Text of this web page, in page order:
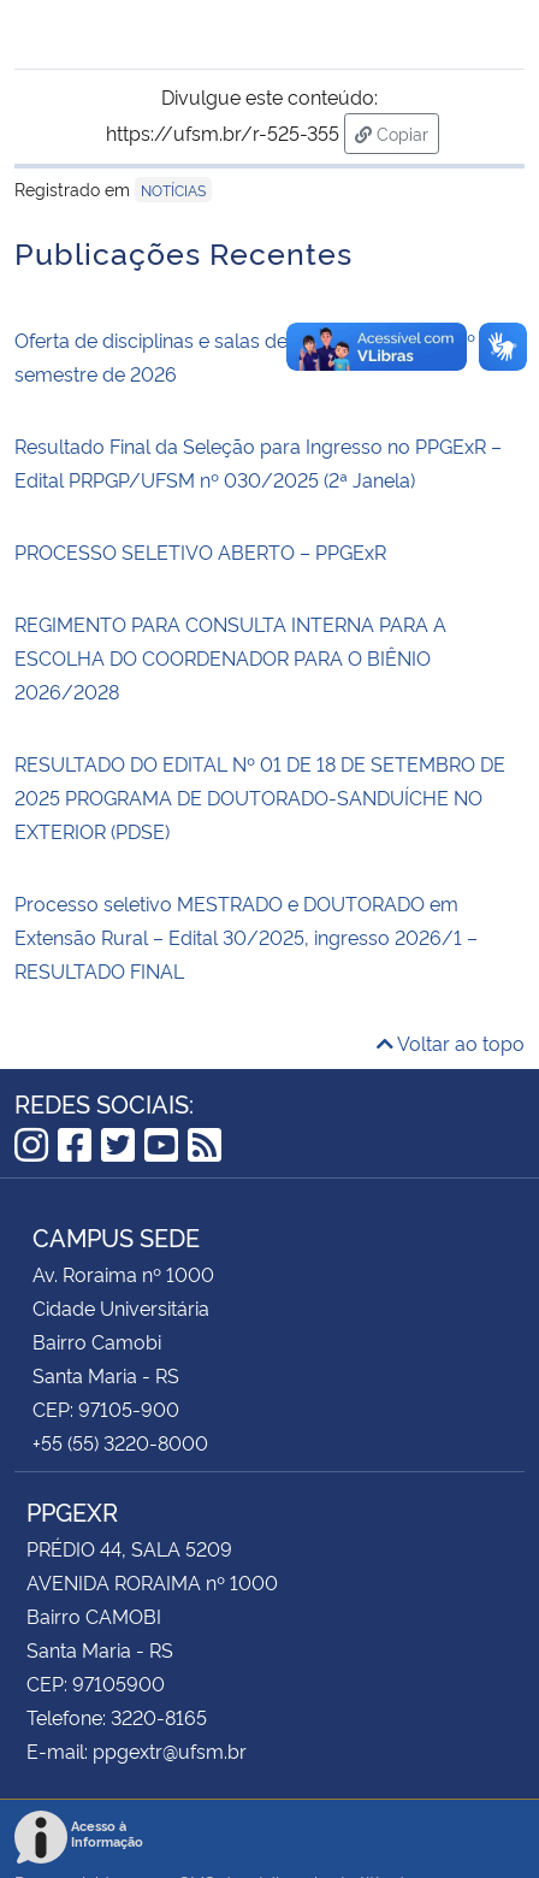
Divulgue este conteúdo:
https://ufsm.br/r-525-355
Copiar
para área de
Registrado em
NOTÍCIAS
Publicações Recentes
Oferta de disciplinas e salas de aula do PPGExR – 2º
semestre de 2026
Resultado Final da Seleção para Ingresso no PPGExR –
Edital PRPGP/UFSM nº 030/2025 (2ª Janela)
PROCESSO SELETIVO ABERTO – PPGExR
REGIMENTO PARA CONSULTA INTERNA PARA A
ESCOLHA DO COORDENADOR PARA O BIÊNIO
2026/2028
RESULTADO DO EDITAL Nº 01 DE 18 DE SETEMBRO DE
2025 PROGRAMA DE DOUTORADO-SANDUÍCHE NO
EXTERIOR (PDSE)
Processo seletivo MESTRADO e DOUTORADO em
Extensão Rural – Edital 30/2025, ingresso 2026/1 –
RESULTADO FINAL
Voltar ao topo
REDES SOCIAIS:
Instagram
Facebook
Twitter
YouTube
RSS
CAMPUS SEDE
Av. Roraima nº 1000
Cidade Universitária
Bairro Camobi
Santa Maria - RS
CEP: 97105-900
+55 (55) 3220-8000
PPGEXR
PRÉDIO 44, SALA 5209
AVENIDA RORAIMA nº 1000
Bairro CAMOBI
Santa Maria - RS
CEP: 97105900
Telefone: 3220-8165
E-mail: ppgextr@ufsm.br
Acesso à
Informação